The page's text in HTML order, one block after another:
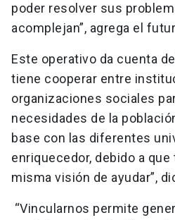
poder resolver sus
acomplejan”, agrega el
Este operativo da cuenta
tiene cooperar entre
organizaciones sociales
necesidades de la
base con las diferentes
enriquecedor, debido a
misma visión de ayudar”,
“Vincularnos permite